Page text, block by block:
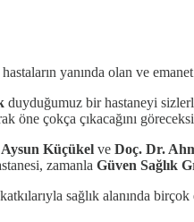
yanında olan ve
duyduğumuz bir hastaneyi
öne çokça çıkacağını
Küçükel ve Doç. Dr.
zamanla Güven Sağlık
katkılarıyla sağlık alanında